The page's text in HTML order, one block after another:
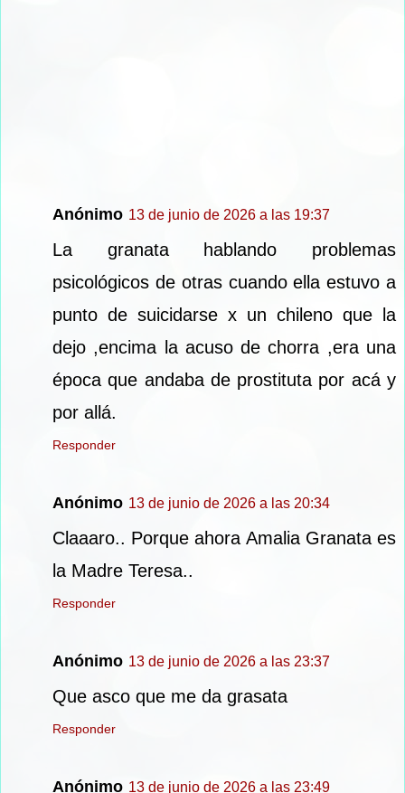
Anónimo 13 de junio de 2026 a las 19:37
La granata hablando problemas
psicológicos de otras cuando ella estuvo a
punto de suicidarse x un chileno que la
dejo ,encima la acuso de chorra ,era una
época que andaba de prostituta por acá y
por allá.
Responder
Anónimo 13 de junio de 2026 a las 20:34
Claaaro.. Porque ahora Amalia Granata es
la Madre Teresa..
Responder
Anónimo 13 de junio de 2026 a las 23:37
Que asco que me da grasata
Responder
Anónimo 13 de junio de 2026 a las 23:49